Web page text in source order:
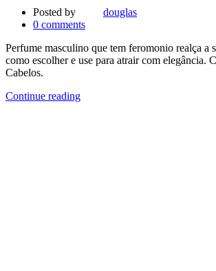
Posted by
douglas
0 comments
Perfume masculino que tem feromonio realça a
como escolher e use para atrair com elegância.
Cabelos.
Continue reading